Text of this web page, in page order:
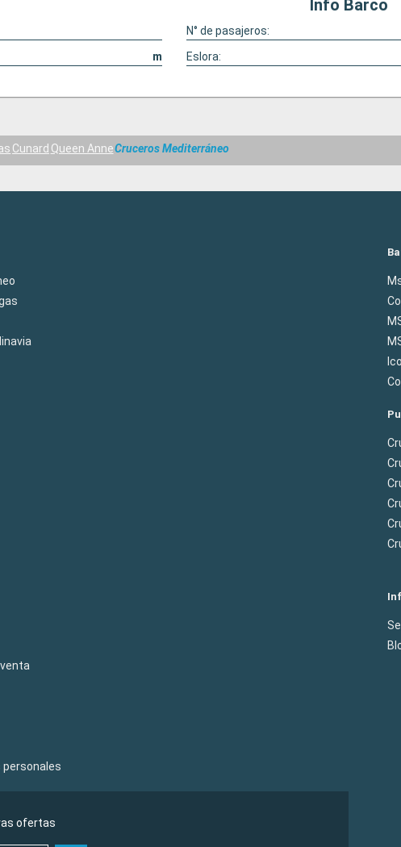
Info Barco
N° de pasajeros:
m Eslora:
Cunard Queen AnneCruceros Mediterráneo
ofertas